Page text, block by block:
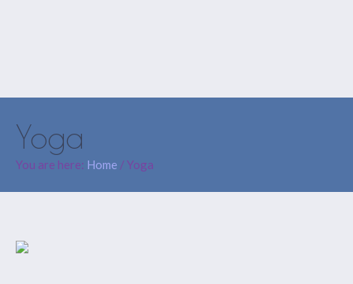
Yoga
You are here: Home /Yoga